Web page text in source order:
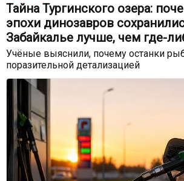
Тайна Тургинского озера:
эпохи динозавров
Забайкалье лучше, чем где-
Учёные выяснили, почему останки
поразительной детализацией